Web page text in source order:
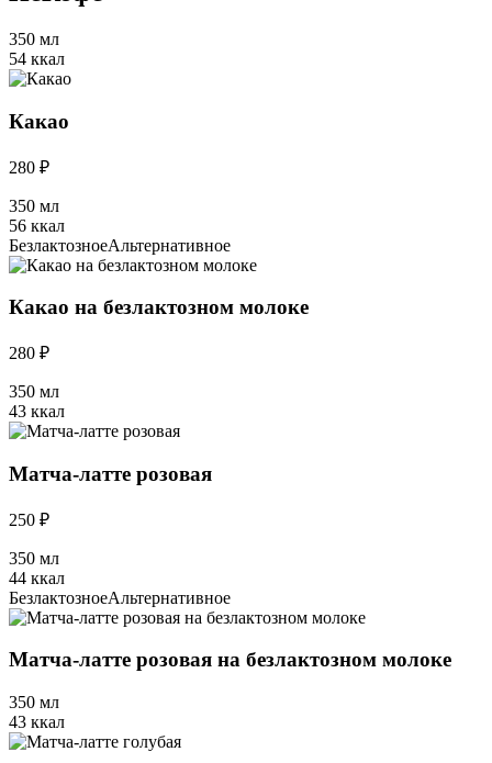
350 мл
54 ккал
Какао
280 ₽
350 мл
56 ккал
БезлактозноеАльтернативное
Какао на безлактозном молоке
280 ₽
350 мл
43 ккал
Матча-латте розовая
250 ₽
350 мл
44 ккал
БезлактозноеАльтернативное
Матча-латте розовая на безлактозном молоке
350 мл
43 ккал